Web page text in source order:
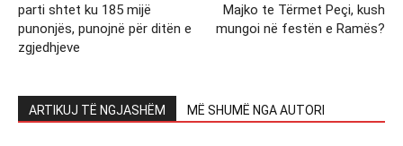
parti shtet ku 185 mijë
punonjës, punojnë për ditën e
zgjedhjeve
Majko te Tërmet Peçi, kush
mungoi në festën e Ramës?
ARTIKUJ TË NGJASHËM MË SHUMË NGA AUTORI